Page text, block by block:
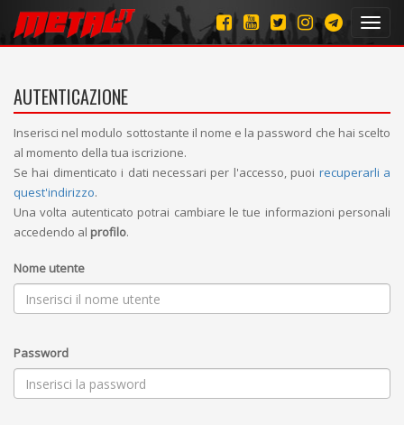
AUTENTICAZIONE
Inserisci nel modulo sottostante il nome e la password che hai scelto
al momento della tua iscrizione.
Se hai dimenticato i dati necessari per l'accesso, puoi recuperarli a
quest'indirizzo.
Una volta autenticato potrai cambiare le tue informazioni personali
accedendo al profilo.
Nome utente
Password